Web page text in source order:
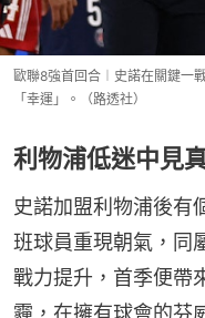
歐聯8強首回合︱史諾在關鍵一
「幸運」。（路透社）
利物浦低迷中見
史諾加盟利物浦後有
班球員重現朝氣，同
戰力提升，首季便帶
霾，在擁有球會的芬